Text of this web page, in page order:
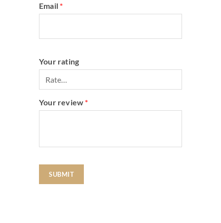
Email*
Your rating
Your review*